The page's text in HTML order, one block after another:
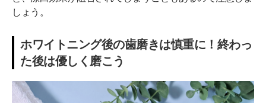
しょう。
ホワイトニング後の歯磨きは慎重に！終わっ
た後は優しく磨こう